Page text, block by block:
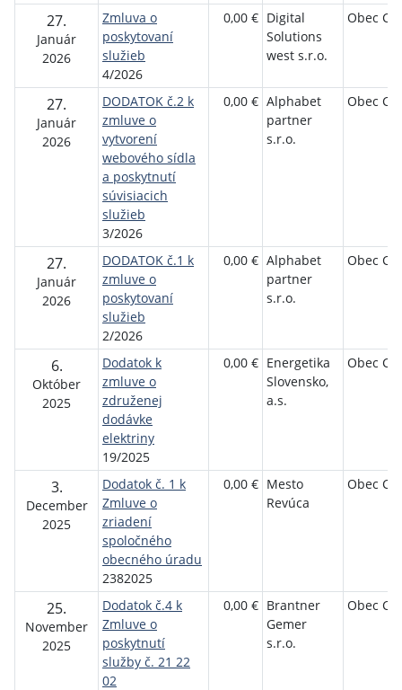
27.
Január
2026
Zmluva o
poskytovaní
služieb
4/2026
0,00 € Digital
Solutions
west s.r.o.
Obec
27.
Január
2026
DODATOK č.2 k
zmluve o
vytvorení
webového sídla
a poskytnutí
súvisiacich
služieb
3/2026
0,00 € Alphabet
partner
s.r.o.
Obec
27.
Január
2026
DODATOK č.1 k
zmluve o
poskytovaní
služieb
2/2026
0,00 € Alphabet
partner
s.r.o.
Obec
6.
Október
2025
Dodatok k
zmluve o
združenej
dodávke
elektriny
19/2025
0,00 € Energetika
Slovensko,
a.s.
Obec
3.
December
2025
Dodatok č. 1 k
Zmluve o
zriadení
spoločného
obecného úradu
2382025
0,00 € Mesto
Revúca
Obec
25.
November
2025
Dodatok č.4 k
Zmluve o
poskytnutí
služby č. 21 22
02
0,00 € Brantner
Gemer
s.r.o.
Obec